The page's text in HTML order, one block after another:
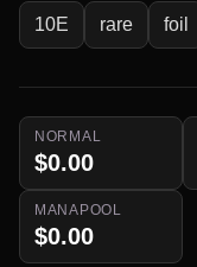
10E rare foil
NORMAL
$0.00
MANAPOOL
$0.00